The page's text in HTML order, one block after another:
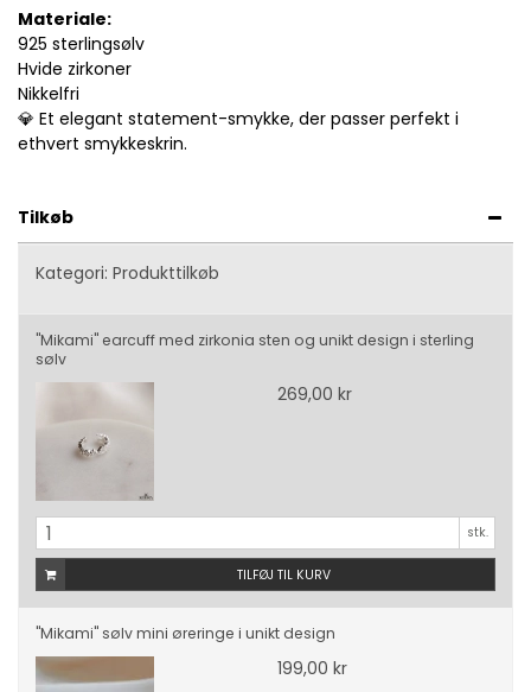
Materiale:
925 sterlingsølv
Hvide zirkoner
Nikkelfri
💎 Et elegant statement-smykke, der passer perfekt i
ethvert smykkeskrin.
Tilkøb
Kategori: Produkttilkøb
"Mikami" earcuff med zirkonia sten og unikt design i sterling
sølv
269,00 kr
stk.
TILFØJ TIL KURV
"Mikami" sølv mini øreringe i unikt design
199,00 kr